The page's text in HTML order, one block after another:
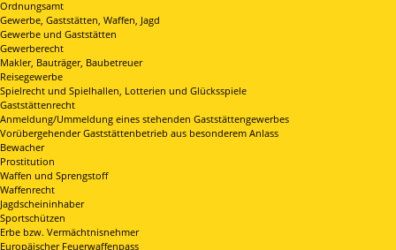
Ordnungsamt
Gewerbe, Gaststätten, Waffen, Jagd
Gewerbe und Gaststätten
Gewerberecht
Makler, Bauträger, Baubetreuer
Reisegewerbe
Spielrecht und Spielhallen, Lotterien und Glücksspiele
Gaststättenrecht
Anmeldung/Ummeldung eines stehenden Gaststättengewerbes
Vorübergehender Gaststättenbetrieb aus besonderem Anlass
Bewacher
Prostitution
Waffen und Sprengstoff
Waffenrecht
Jagdscheininhaber
Sportschützen
Erbe bzw. Vermächtnisnehmer
Europäischer Feuerwaffenpass